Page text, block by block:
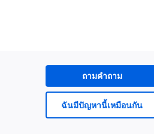
ถามคำถาม
ฉันมีปัญหานี้เหมือนกัน